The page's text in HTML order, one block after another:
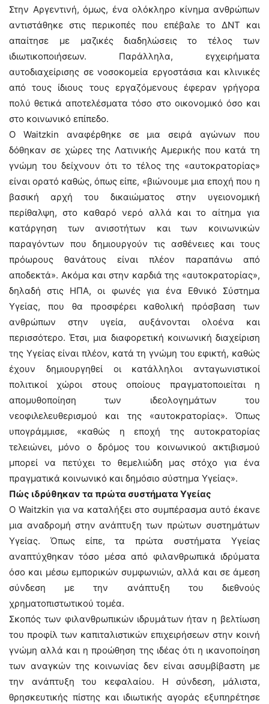
Στην Αργεντινή, όμως, ένα ολόκληρο κίνημα ανθρώπων
αντιστάθηκε στις περικοπές που επέβαλε το ΔΝΤ και
απαίτησε με μαζικές διαδηλώσεις το τέλος των
ιδιωτικοποιήσεων. Παράλληλα, εγχειρήματα
αυτοδιαχείρισης σε νοσοκομεία εργοστάσια και κλινικές
από τους ίδιους τους εργαζόμενους έφεραν γρήγορα
πολύ θετικά αποτελέσματα τόσο στο οικονομικό όσο και
στο κοινωνικό επίπεδο.
Ο Waitzkin αναφέρθηκε σε μια σειρά αγώνων που
δόθηκαν σε χώρες της Λατινικής Αμερικής που κατά τη
γνώμη του δείχνουν ότι το τέλος της «αυτοκρατορίας»
είναι ορατό καθώς, όπως είπε, «βιώνουμε μια εποχή που η
βασική αρχή του δικαιώματος στην υγειονομική
περίθαλψη, στο καθαρό νερό αλλά και το αίτημα για
κατάργηση των ανισοτήτων και των κοινωνικών
παραγόντων που δημιουργούν τις ασθένειες και τους
πρόωρους θανάτους είναι πλέον παραπάνω από
αποδεκτά». Ακόμα και στην καρδιά της «αυτοκρατορίας»,
δηλαδή στις ΗΠΑ, οι φωνές για ένα Εθνικό Σύστημα
Υγείας, που θα προσφέρει καθολική πρόσβαση των
ανθρώπων στην υγεία, αυξάνονται ολοένα και
περισσότερο. Έτσι, μια διαφορετική κοινωνική διαχείριση
της Υγείας είναι πλέον, κατά τη γνώμη του εφικτή, καθώς
έχουν δημιουργηθεί οι κατάλληλοι ανταγωνιστικοί
πολιτικοί χώροι στους οποίους πραγματοποιείται η
απομυθοποίηση των ιδεολογημάτων του
νεοφιλελευθερισμού και της «αυτοκρατορίας». Όπως
υπογράμμισε, «καθώς η εποχή της αυτοκρατορίας
τελειώνει, μόνο ο δρόμος του κοινωνικού ακτιβισμού
μπορεί να πετύχει το θεμελιώδη μας στόχο για ένα
πραγματικά κοινωνικό και δημόσιο σύστημα Υγείας».
Πώς ιδρύθηκαν τα πρώτα συστήματα Υγείας
Ο Waitzkin για να καταλήξει στο συμπέρασμα αυτό έκανε
μια αναδρομή στην ανάπτυξη των πρώτων συστημάτων
Υγείας. Όπως είπε, τα πρώτα συστήματα Υγείας
αναπτύχθηκαν τόσο μέσα από φιλανθρωπικά ιδρύματα
όσο και μέσω εμπορικών συμφωνιών, αλλά και σε άμεση
σύνδεση με την ανάπτυξη του διεθνούς
χρηματοπιστωτικού τομέα.
Σκοπός των φιλανθρωπικών ιδρυμάτων ήταν η βελτίωση
του προφίλ των καπιταλιστικών επιχειρήσεων στην κοινή
γνώμη αλλά και η προώθηση της ιδέας ότι η ικανοποίηση
των αναγκών της κοινωνίας δεν είναι ασυμβίβαστη με
την ανάπτυξη του κεφαλαίου. Η σύνδεση, μάλιστα,
θρησκευτικής πίστης και ιδιωτικής αγοράς εξυπηρέτησε